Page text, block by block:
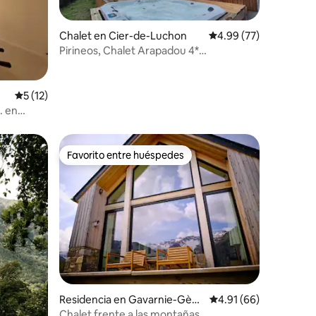
Calificación promedio: 5 de 5; 12 evaluaciones
5 (12)
en
Chalet en Cier-de-Luchon Calificación
4.99 (77)
Pirineos, Chalet Arapadou 4*
Favorito entre huéspedes
Favorito entre huéspedes
Residencia en Gavarnie-Gèdr
e
Calificación
4.91 (66)